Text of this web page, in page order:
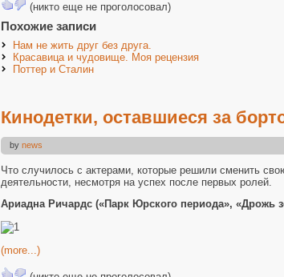
(никто еще не проголосовал)
Похожие записи
Нам не жить друг без друга.
Красавица и чудовище. Моя рецензия
Поттер и Сталин
Кинодетки, оставшиеся за
by news
Что случилось с актерами, которые решили сменить
деятельности, несмотря на успех после первых ролей.
Ариадна Ричардс («Парк Юрского периода», «Дрожь
(more...)